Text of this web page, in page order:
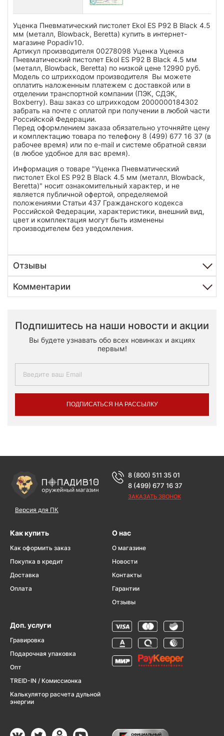
Уценка Пневматический пистолет Ekol ES P92 B Black 4.5
мм (металл, Blowback, Beretta) купить в интернет-
магазине Popadiv10.
Артикул производителя 00278098 Уценка Уценка
Пневматический пистолет Ekol ES P92 B Black 4.5 мм
(металл, Blowback, Beretta) по низкой цене 12990 руб.
Модель со штрихкодом производителя Вы можете
оплатить наложенным платежем с доставкой или в
отделении транспортной компании (ПЭК, СДЭК,
Boxberry). Ваш заказ со штрихкодом 2000000184302
забрать на почте с оплатой при получении в любой части
Российской Федерации.
Перед оформлением заказа обязательно уточняйте цену
и комплектацию товара по телефону 8 (499) 677 16 37 (в
рабочее время) или по e-mail и системе обратной связи
(в любое удобное для вас время).
Информация о товаре "Уценка Пневматический
пистолет Ekol ES P92 B Black 4.5 мм (металл, Blowback,
Beretta)" носит ознакомительный характер, и не
является публичной офертой, определяемой
положениями Статьи 437 Гражданского кодекса
Российской Федерации, характеристики, внешний вид,
цвет и комплектация могут быть изменены
производителем без уведомления.
Отзывы
Комментарии
Подпишитесь на наши новости и акции
Вы будете узнавать обо всех новинках и акциях
первым!
ПОДПИСАТЬСЯ НА РАССЫЛКУ
Версия для ПК
8 (800) 511 35 01
8 (499) 677 16 37
ЗАКАЗАТЬ ЗВОНОК
Как купить
Как оформить заказ
Покупка в кредит
Доставка
Оплата
О нас
О магазине
Новости
Контакты
Гарантии
Отзывы
Доп. услуги
Гравировка
Подарочная упаковка
Опт
TREID-IN / Комиссионка
Калькулятор расчета дульной
энергии